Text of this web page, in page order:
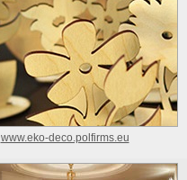
www.eko-deco.polfirms.eu